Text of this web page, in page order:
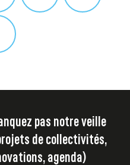
pas notre veille
de collectivités,
agenda)